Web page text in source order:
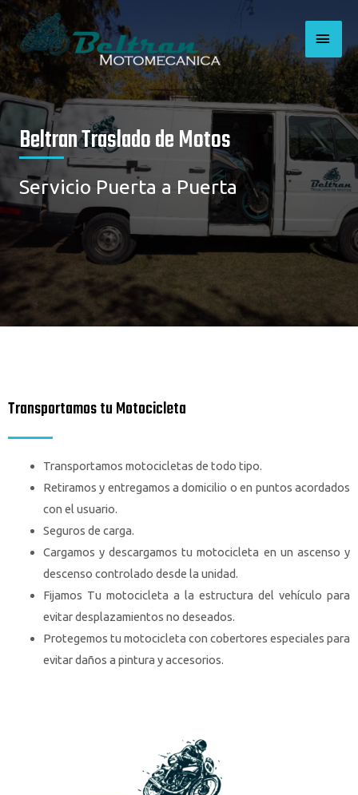
Ir
al
contenido
Beltran Traslado de Motos
Servicio Puerta a Puerta
Transportamos tu Motocicleta
Transportamos motocicletas de todo tipo.
Retiramos y entregamos a domicilio o en puntos acordados
con el usuario.
Seguros de carga.
Cargamos y descargamos tu motocicleta en un ascenso y
descenso controlado desde la unidad.
Fijamos Tu motocicleta a la estructura del vehículo para
evitar desplazamientos no deseados.
Protegemos tu motocicleta con cobertores especiales para
evitar daños a pintura y accesorios.